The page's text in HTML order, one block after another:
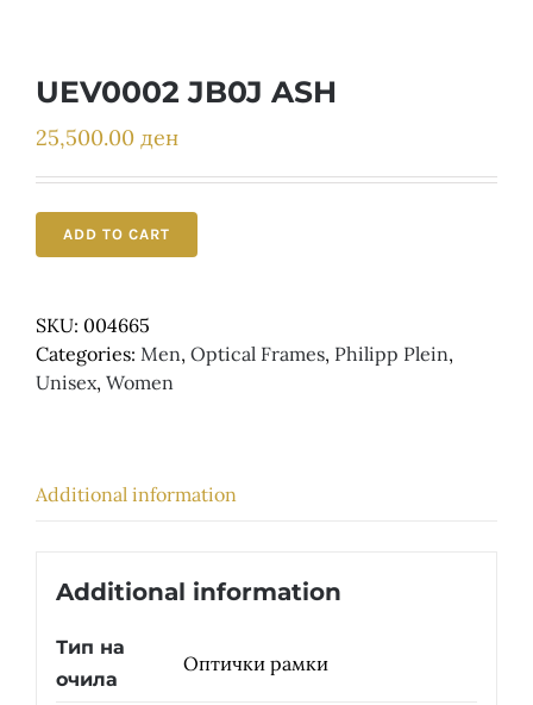
UEV0002 JB0J ASH
25,500.00 ден
ADD TO CART
SKU: 004665
Categories: Men, Optical Frames, Philipp Plein,
Unisex, Women
Additional information
Additional information
Тип на
очила
Оптички рамки